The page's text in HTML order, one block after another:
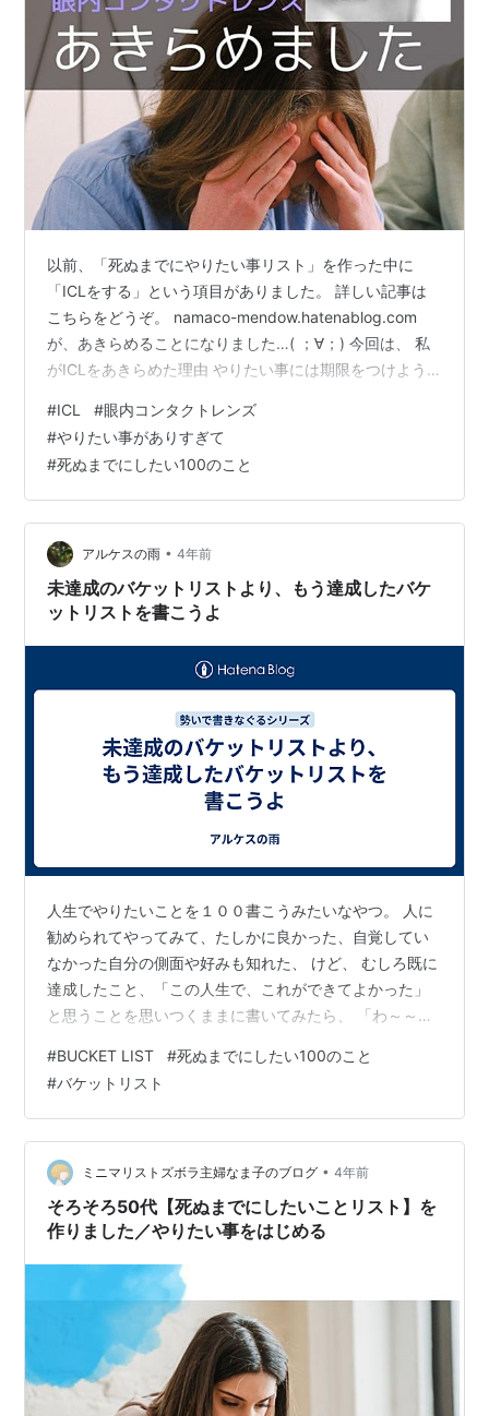
以前、「死ぬまでにやりたい事リスト」を作った中に
「ICLをする」という項目がありました。 詳しい記事は
こちらをどうぞ。 namaco-mendow.hatenablog.com
が、あきらめることになりました…( ；∀；) 今回は、 私
がICLをあきらめた理由 やりたい事には期限をつけよう
いつまでに叶えればよいのか？考える機会になると思い
ます。 １．私がICLをあきらめた理由 ●ICLとは？ ●私
がICLをあきらめた理由 ●ICLをするのに最適な年齢 ２．
やりたい事には期限をつけよう ３．おわりに １．私が
ICLをあきらめた理由 ●ICLと…
#ICL #眼内コンタクトレンズ
#やりたい事がありすぎて
#死ぬまでにしたい100のこと
アルケスの雨 • 4年前
未達成のバケットリストより、もう達成したバケ
ットリストを書こうよ
人生でやりたいことを１００書こうみたいなやつ。 人に
勧められてやってみて、たしかに良かった、自覚してい
なかった自分の側面や好みも知れた、 けど、 むしろ既に
達成したこと、「この人生で、これができてよかった」
と思うことを思いつくままに書いてみたら、 「わ～～生
って、とても幸せになれた・・・ ので・・・おすすめで
す。 これから達成を目指す箇条書きよりも・・・勲章を
入れた宝箱みたいになる。 っていうと後ろ向きな感じも
あるけど 逆に、これからも心に従って生きていこう、っ
て思えるというか。 魂の決めているバケットリストが自
然に達成されていくのも良いなって…
#BUCKET LIST #死ぬまでにしたい100のこと
#バケットリスト
ミニマリストズボラ主婦なま子のブログ • 4年前
そろそろ50代【死ぬまでにしたいことリスト】を
作りました／やりたい事をはじめる